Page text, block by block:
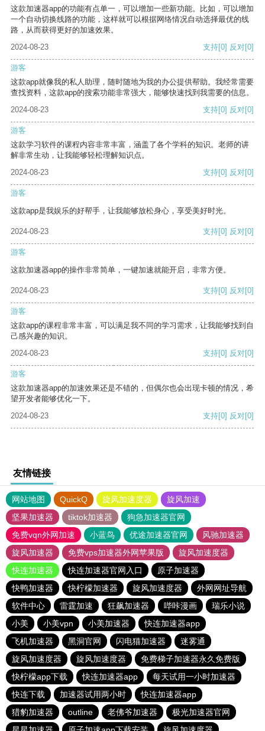
这款加速器app的功能有点单一，可以增加一些新功能。比如，可以增加
一个自动切换线路的功能，这样就可以根据网络情况自动选择最优的线
路，从而获得更好的加速效果。
2024-08-23
支持[0] 反对[0]
游客
这款app就像我的私人助理，随时随地为我的办公提供帮助。我经常需要
查找资料，这款app的搜索功能非常强大，能够快速找到我需要的信息。
2024-08-23
支持[0] 反对[0]
游客
这款学习软件的课程内容非常丰富，涵盖了各个学科的知识。老师的讲
解非常生动，让我能够轻松理解知识点。
2024-08-23
支持[0] 反对[0]
游客
这款app是我娱乐的好帮手，让我能够放松身心，享受美好时光。
2024-08-23 支持[0] 反对[0]
游客
这款加速器app的操作非常简单，一键加速就能开启，非常方便。
2024-08-23 支持[0] 反对[0]
游客
这款app的课程非常丰富，可以满足我不同的学习需求，让我能够找到自
己感兴趣的知识。
2024-08-23
支持[0] 反对[0]
游客
这款加速器app的加速效果还是不错的，但偶尔也会出现卡顿的情况，希
望开发者能够优化一下。
2024-08-23
支持[0] 反对[0]
友情链接
网站地图 QuickQ 旋风加速度器
旋风加速
坚果加速器
tiktok加速器
狗急加速器官网
免费vqn外网加速
小蓝鸟 优途加速器官网
风驰加速器
旋风加速器
免费vps加速器外网苹果版
旋风加速度器
快连加速器
快连加速器官网入口
原子加速器
快鸭加速器
快柠檬加速器 旋风加速度器
外网网址导航
软件中心
雷霆加速 狂飙加速器 哔咔漫画
瑞乐小说
小美
小美vpn 小美加速器
快连加速器app
飞机加速器
黑洞官网 闪电猫加速器
迷雾通
旋风加速度器
旋风加速度器
免费梯子加速器永久免费版
快柠檬app下载
快连加速器app
每天试用一小时加速器
快连下载
加速器试用两小时
快连加速器app
猎豹加速器
outline 老佛爷加速器
极光加速器官网